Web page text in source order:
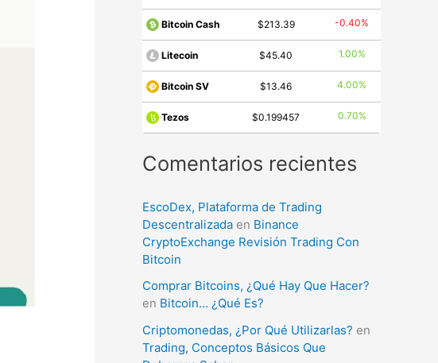
Bitcoin Cash $213.39 -0.40%
Litecoin $45.40 1.00%
Bitcoin SV $13.46 4.00%
Tezos $0.199457 0.70%
Comentarios recientes
EscoDex, Plataforma de Trading
Descentralizada en Binance
CryptoExchange Revisión Trading Con
Bitcoin
Comprar Bitcoins, ¿Qué Hay Que Hacer?
en Bitcoin… ¿Qué Es?
Criptomonedas, ¿Por Qué Utilizarlas? en
Trading, Conceptos Básicos Que